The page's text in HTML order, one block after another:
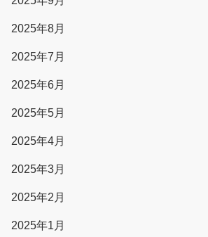
2025年8月
2025年7月
2025年6月
2025年5月
2025年4月
2025年3月
2025年2月
2025年1月